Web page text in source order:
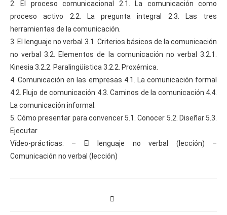
2. El proceso comunicacional 2.1. La comunicación como
proceso activo 2.2. La pregunta integral 2.3. Las tres
herramientas de la comunicación.
3. El lenguaje no verbal 3.1. Criterios básicos de la comunicación
no verbal 3.2. Elementos de la comunicación no verbal 3.2.1.
Kinesia 3.2.2. Paralingüística 3.2.2. Proxémica.
4. Comunicación en las empresas 4.1. La comunicación formal
4.2. Flujo de comunicación 4.3. Caminos de la comunicación 4.4.
La comunicación informal.
5. Cómo presentar para convencer 5.1. Conocer 5.2. Diseñar 5.3.
Ejecutar
Vídeo-prácticas: – El lenguaje no verbal (lección) –
Comunicación no verbal (lección)